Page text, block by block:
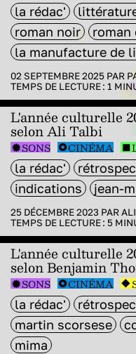
la rédac'
roman noir
roman
la manufacture de
02 SEPTEMBRE 2025 PAR
TEMPS DE LECTURE : 1
L'année culturelle
selon Ali Talbi
SONS CINÉMA
la rédac'
indications
jean-
25 DÉCEMBRE 2023 PAR
TEMPS DE LECTURE : 5
L'année culturelle
selon Benjamin
SONS CINÉMA
la rédac'
martin scorsese
mima